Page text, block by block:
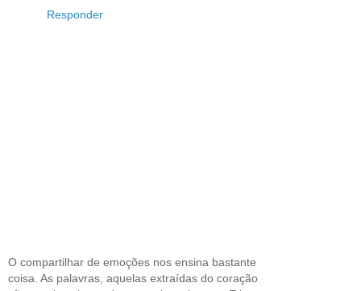
Responder
O compartilhar de emoções nos ensina bastante
coisa. As palavras, aquelas extraídas do coração